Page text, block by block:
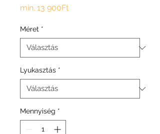
min. 13 900FtAkciós
Méret *
Lyukasztás *
Mennyiség *